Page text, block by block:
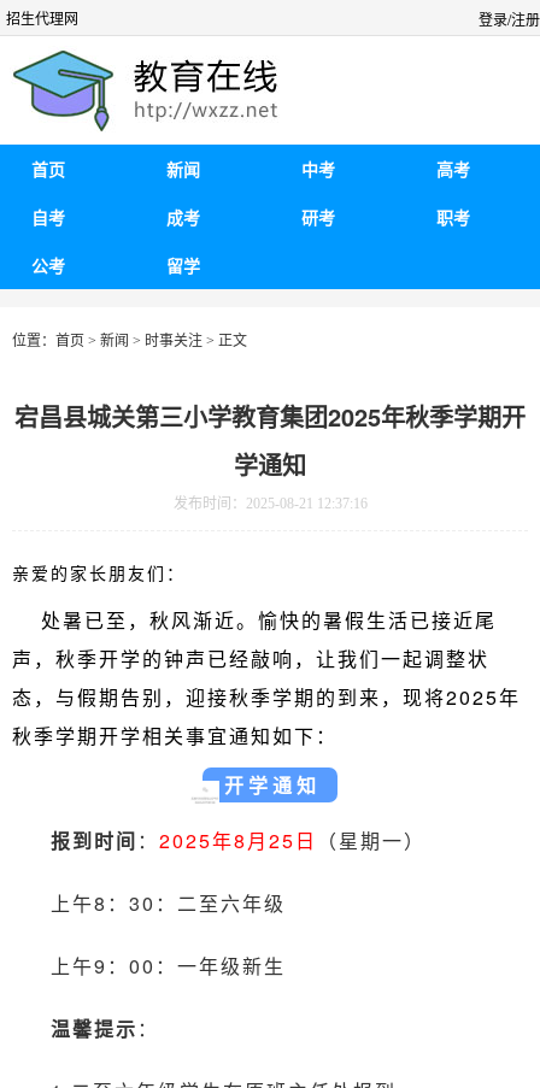
招生代理网 登录/注册
首页 新闻 中考
高考
自考
成考 研考
职考
公考
留学
位置： 首页 > 新闻 > 时事关注 > 正文
宕昌县城关第三小学教育集团2025年秋季学期开
学通知
发布时间：2025-08-21 12:37:16
亲爱的家长朋友们：
处暑已至，秋风渐近。愉快的暑假生活已接近尾
声，秋季开学的钟声已经敲响，让我们一起调整状
态，与假期告别，迎接秋季学期的到来， 现将2025年
秋季学期开学相关事宜通知如下：
开学通知
报到时间 ： 2025年8月25日 （星期一）
上午8：30：二至六年级
上午9：00：一年级新生
温馨提示 ：